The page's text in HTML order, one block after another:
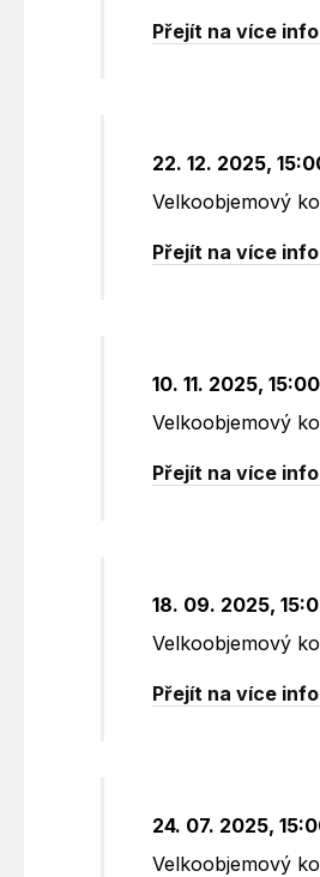
Přejít na více
22. 12. 2025,
Velkoobjemový
Přejít na více
10. 11. 2025,
Velkoobjemový
Přejít na více
18. 09. 2025,
Velkoobjemový
Přejít na více
24. 07. 2025,
Velkoobjemový